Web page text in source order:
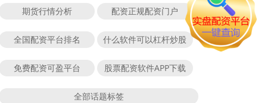
期货行情分析 配资正规配资门户
全国配资平台排名 什么软件可以杠杆炒股
免费配资可盈平台 股票配资软件APP下载
全部话题标签